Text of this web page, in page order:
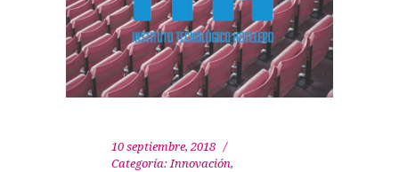
10 septiembre, 2018
Categoría: Innovación,